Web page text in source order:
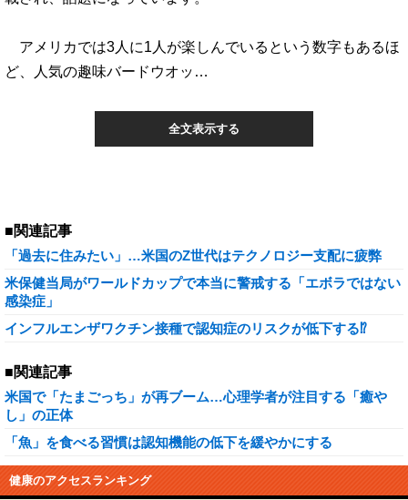
アメリカでは3人に1人が楽しんでいるという数字もあるほ
ど、人気の趣味バードウオッ…
全文表示する
■関連記事
「過去に住みたい」…米国のZ世代はテクノロジー支配に疲弊
米保健当局がワールドカップで本当に警戒する「エボラではない
感染症」
インフルエンザワクチン接種で認知症のリスクが低下する⁉
■関連記事
米国で「たまごっち」が再ブーム…心理学者が注目する「癒や
し」の正体
「魚」を食べる習慣は認知機能の低下を緩やかにする
健康のアクセスランキング